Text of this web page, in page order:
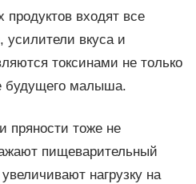
продуктов входят все
усилители вкуса и
токсинами не только
будущего малыша.
пряности тоже не
пищеварительный
нагрузку на